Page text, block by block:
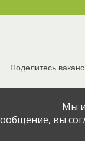
Поделитесь
© Jobcart, 2023
Мы
вы